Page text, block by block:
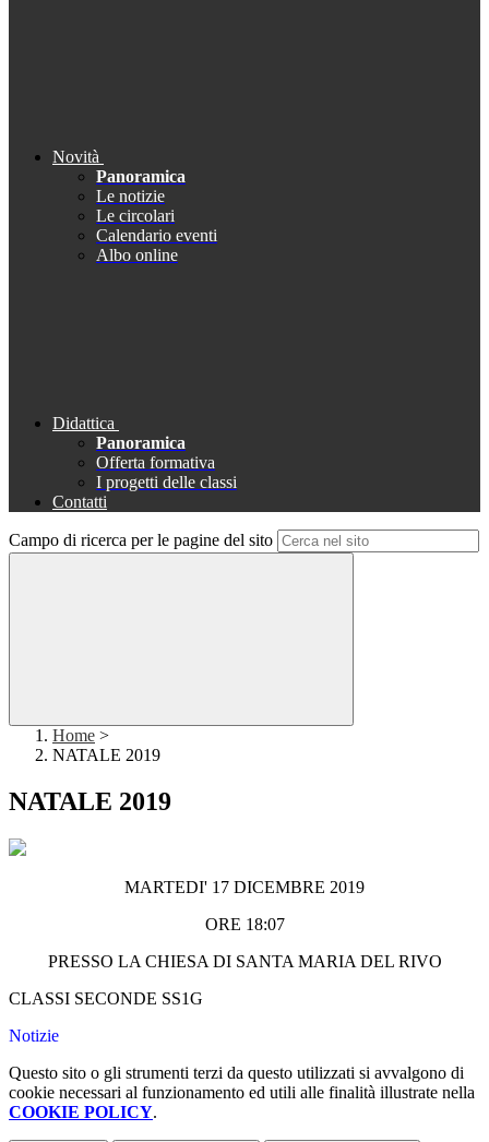
Novità
Panoramica
Le notizie
Le circolari
Calendario eventi
Albo online
Didattica
Panoramica
Offerta formativa
I progetti delle classi
Contatti
Campo di ricerca per le pagine del sito
Home >
NATALE 2019
NATALE 2019
MARTEDI' 17 DICEMBRE 2019
ORE 18:07
PRESSO LA CHIESA DI SANTA MARIA DEL RIVO
CLASSI SECONDE SS1G
Notizie
Questo sito o gli strumenti terzi da questo utilizzati si avvalgono di
cookie necessari al funzionamento ed utili alle finalità illustrate nella
COOKIE POLICY.